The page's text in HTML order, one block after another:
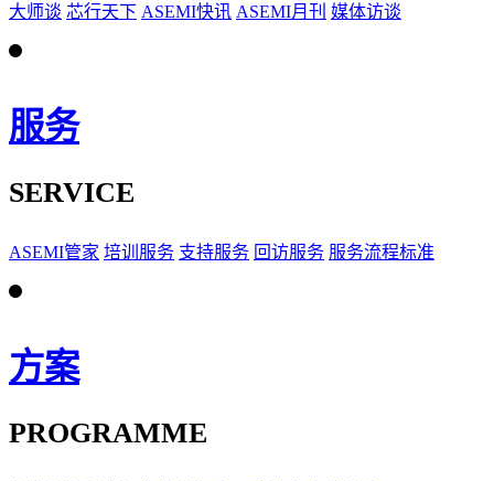
大师谈 芯行天下 ASEMI快讯 ASEMI月刊 媒体访谈
服务
SERVICE
ASEMI管家 培训服务 支持服务 回访服务 服务流程标准
方案
PROGRAMME